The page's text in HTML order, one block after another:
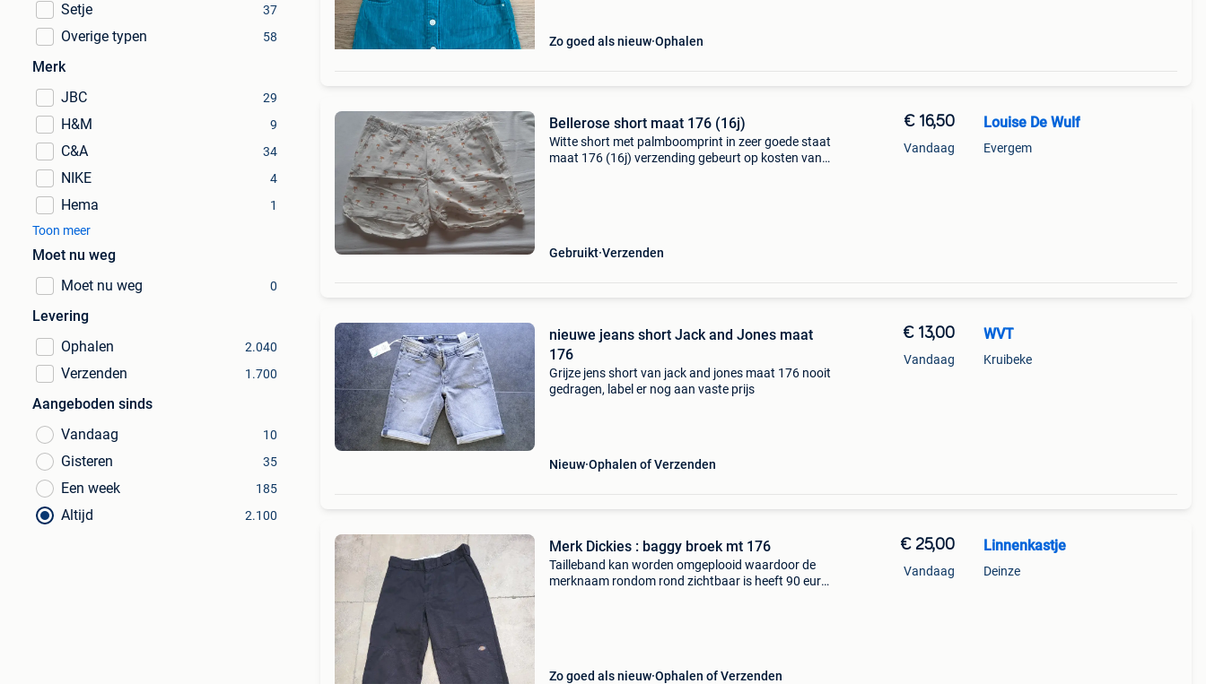
Setje 37
Overige typen 58
Merk
JBC
29
H&M 9
C&A 34
NIKE 4
Hema
1
Toon meer
Moet nu weg
Moet nu weg
0
Levering
Ophalen
2.040
Verzenden 1.700
Aangeboden sinds
Vandaag
10
Gisteren 35
Een week 185
Altijd 2.100
Zo goed als nieuw Ophalen
Bellerose short maat 176 (16j)
Witte short met palmboomprint in zeer goede staat
maat 176 (16j) verzending gebeurt op kosten van
Gebruikt Verzenden
€ 16,50
Vandaag
Louise De Wulf
Evergem
nieuwe jeans short Jack and Jones maat
176
Grijze jens short van jack and jones maat 176 nooit
gedragen, label er nog aan vaste prijs
Nieuw Ophalen of Verzenden
€ 13,00
Vandaag
WVT
Kruibeke
Merk Dickies : baggy broek mt 176
Tailleband kan worden omgeplooid waardoor de
merknaam rondom rond zichtbaar is heeft 90 euro
Zo goed als nieuw Ophalen of Verzenden
€ 25,00
Vandaag
Linnenkastje
Deinze